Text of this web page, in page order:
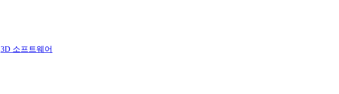
3D 소프트웨어